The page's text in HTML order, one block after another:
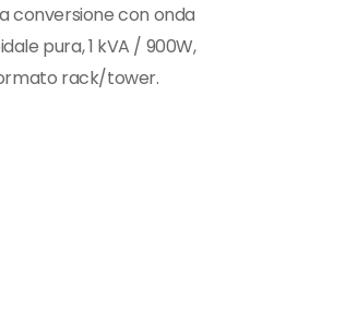
conversione con onda
pura, 1 kVA / 900W,
rack/tower.